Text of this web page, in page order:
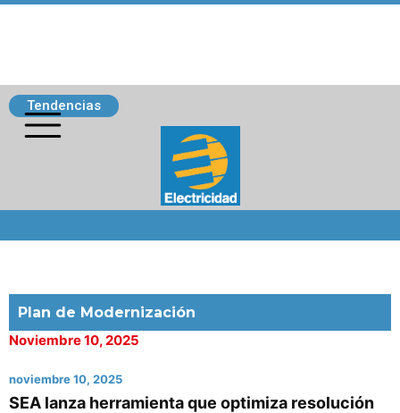
Tendencias
Plan de Modernización
Noviembre 10, 2025
noviembre 10, 2025
SEA lanza herramienta que optimiza resolución